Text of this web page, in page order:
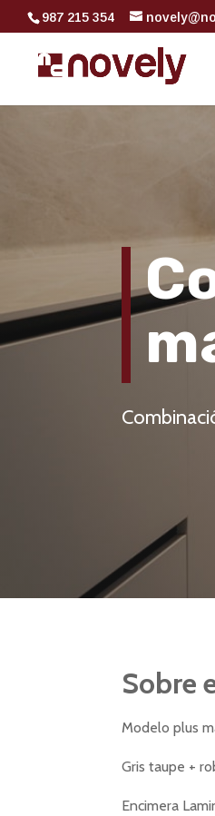
987 215 354
Sobre
Modelo plus
Gris taupe +
Encimera